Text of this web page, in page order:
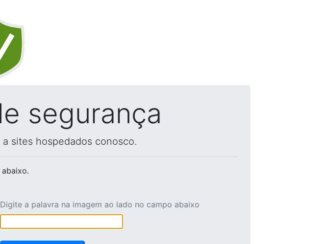
segurança
sites hospedados conosco.
Digite a palavra na imagem ao lado no campo abaixo